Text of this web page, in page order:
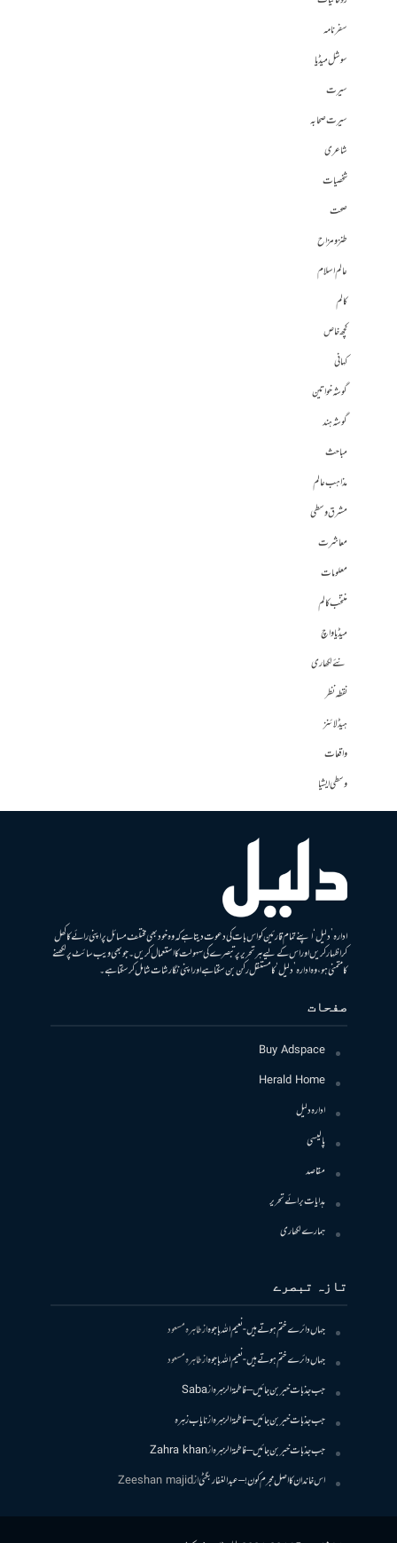
سفرنامہ
سوشل میڈیا
سیرت
سیرت صحابہ
شاعری
شخصیات
صحت
طنز و مزاح
عالم اسلام
کالم
کچھ خاص
کہانی
گوشہ خواتین
گوشہ ہند
مباحث
مذاہب عالم
مشرق وسطی
معاشرت
معلومات
منتخب کالم
میڈیا واچ
نئے لکھاری
نقطہ نظر
ہیڈلائنز
واقعات
وسطی ایشیا
ادارہ ’دلیل‘ اپنے تمام قارئین کو اس بات کی دعوت دیتا ہے کہ وہ خود بھی مختلف مسائل پر اپنی رائے کا کھل
کر اظہار کریں اور اس کے لیے ہر تحریر پر تبصرے کی سہولت کا استعمال کریں۔ جو بھی ویب سائٹ پر لکھنے
کا متمنی ہو، وہ ادارہ ’دلیل‘ کا مستقل رکن بن سکتا ہے اور اپنی نگارشات شامل کرسکتا ہے۔
صفحات
Buy Adspace
Herald Home
ادارہ دلیل
پالیسی
مقاصد
ہدایات برائے تحریر
ہمارے لکھاری
تازہ تبصرے
جہاں دائرے ختم ہوتے ہیں- نعیم اللہ باجوہازطاہرہ مسعود
جہاں دائرے ختم ہوتے ہیں- نعیم اللہ باجوہازطاہرہ مسعود
جب جذبات خبر بن جائیں – فاطمۃالزہرہازSaba
جب جذبات خبر بن جائیں – فاطمۃالزہرہازنایاب زہرہ
جب جذبات خبر بن جائیں – فاطمۃالزہرہازZahra khan
اس خاندان کا اصل مجرم کون! – عبدالغفار بگٹیازZeeshan majid